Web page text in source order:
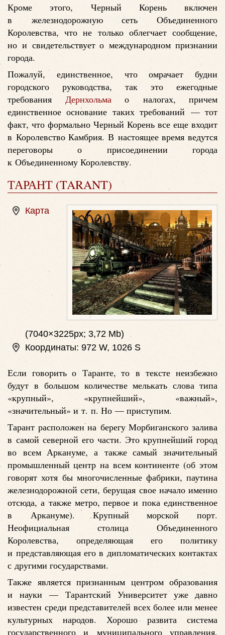
Кроме этого, Черный Корень включен
в железнодорожную сеть Объединенного
Королевства, что не только облегчает сообщение,
но и свидетельствует о международном признании
города.
Пожалуй, единственное, что омрачает будни
городского руководства, так это ежегодные
требования
Дернхольма о налогах, причем
единственное основание таких требований — тот
факт, что формально Черный Корень все еще входит
в Королевство Камбрия. В настоящее время ведутся
переговоры о присоединении города
к Объединенному Королевству.
ТАРАНТ (TARANT)
Карта
(7040×3225px; 3,72 Mb)
Координаты: 972 W, 1026 S
Если говорить о Таранте, то в тексте неизбежно
будут в большом количестве мелькать слова типа
«крупный», «крупнейший», «важный»,
«значительный» и т. п. Но — приступим.
Тарант расположен на берегу Морбиганского залива
в самой северной его части. Это крупнейший город
во всем Аркануме, а также самый значительный
промышленный центр на всем континенте (об этом
говорят хотя бы многочисленные фабрики, паутина
железнодорожной сети, берущая свое начало именно
отсюда, а также метро, первое и пока единственное
в Аркануме). Крупный морской порт.
Неофициальная столица Объединенного
Королевства, определяющая его политику
и представляющая его в дипломатических контактах
с другими государствами.
Также является признанным центром образования
и науки — Тарантский Университет уже давно
известен среди представителей всех более или менее
культурных народов. Хорошо развита система
государственного и муниципального управления,